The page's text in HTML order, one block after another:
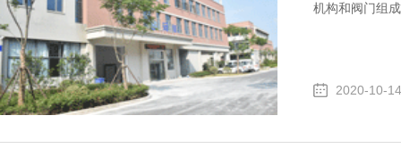
机构和阀门组
2020-10-14